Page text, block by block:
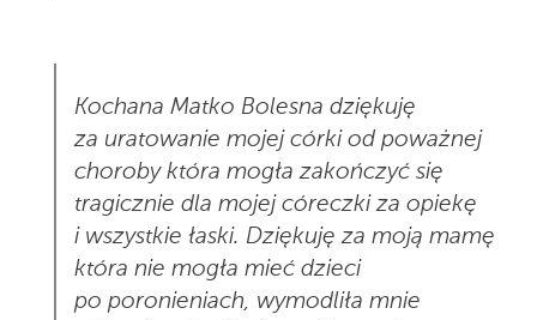
Kochana Matko Bolesna dziękuję
za uratowanie mojej córki od poważnej
choroby która mogła zakończyć się
tragicznie dla mojej córeczki za opiekę
i wszystkie łaski. Dziękuję za moją mamę
która nie mogła mieć dzieci
po poronieniach, wymodliła mnie